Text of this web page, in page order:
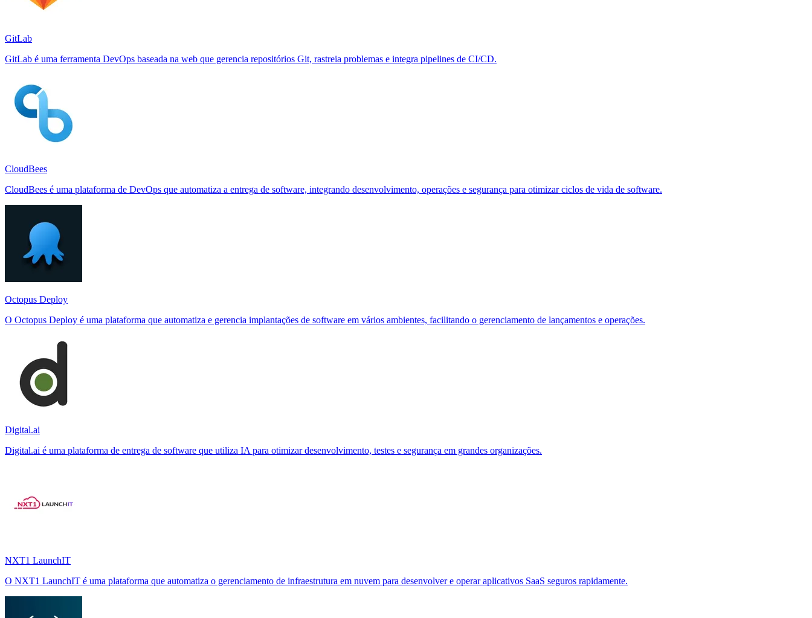
GitLab
GitLab é uma ferramenta DevOps baseada na web que gerencia repositórios Git, rastreia problemas e integra pipelines de CI/CD.
CloudBees
CloudBees é uma plataforma de DevOps que automatiza a entrega de software, integrando desenvolvimento, operações e segurança para otimizar ciclos de vida de software.
Octopus Deploy
O Octopus Deploy é uma plataforma que automatiza e gerencia implantações de software em vários ambientes, facilitando o gerenciamento de lançamentos e operações.
Digital.ai
Digital.ai é uma plataforma de entrega de software que utiliza IA para otimizar desenvolvimento, testes e segurança em grandes organizações.
NXT1 LaunchIT
O NXT1 LaunchIT é uma plataforma que automatiza o gerenciamento de infraestrutura em nuvem para desenvolver e operar aplicativos SaaS seguros rapidamente.